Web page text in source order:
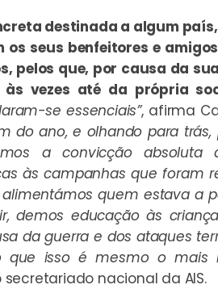
destinada a algum
os seus benfeitores e
pelos que, por causa da
vezes até da própria
se essenciais”, afirma
do ano, e olhando para
a convicção
às campanhas que foram
quem estava a
demos educação às
da guerra e dos ataques
que isso é mesmo o mais
nacional da AIS.